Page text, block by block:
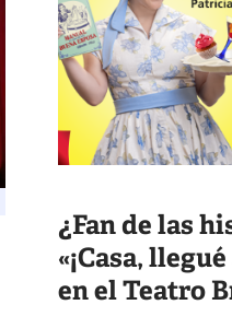
¿Fan de las
«¡Casa,
en el Teatro